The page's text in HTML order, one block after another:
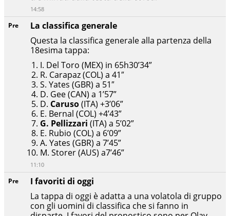
Pre
I favoriti di oggi
La tappa di oggi è adatta a una volatola di gruppo
con gli uomini di classifica che si fanno in
Pre
La classifica generale
Questa la classifica generale alla partenza della
18esima tappa:
I. Del Toro (MEX) in 65h30’34”
R. Carapaz (COL) a 41″
S. Yates (GBR) a 51″
D. Gee (CAN) a 1’57”
D. Caruso(ITA) +3’06”
E. Bernal (COL) +4’43”
G. Pellizzari (ITA) a 5’02”
E. Rubio (COL) a 6’09”
A. Yates (GBR) a 7’45”
M. Storer (AUS) a7’46”
11:10
14:58